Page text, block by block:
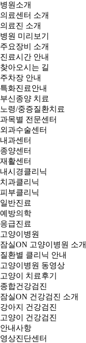
병원소개
의료센터 소개
의료진 소개
병원 미리보기
주요장비 소개
진료시간 안내
찾아오시는 길
주차장 안내
특화진료안내
부신종양 치료
노령/중증질환치료
과목별 전문센터
외과수술센터
내과센터
종양센터
재활센터
내시경클리닉
치과클리닉
피부클리닉
일반진료
예방의학
응급진료
고양이병원
잠실ON 고양이병원 소개
질환별 클리닉 안내
고양이병원 동영상
고양이 치료후기
종합건강검진
잠실ON 건강검진 소개
강아지 건강검진
고양이 건강검진
안내사항
영상진단센터